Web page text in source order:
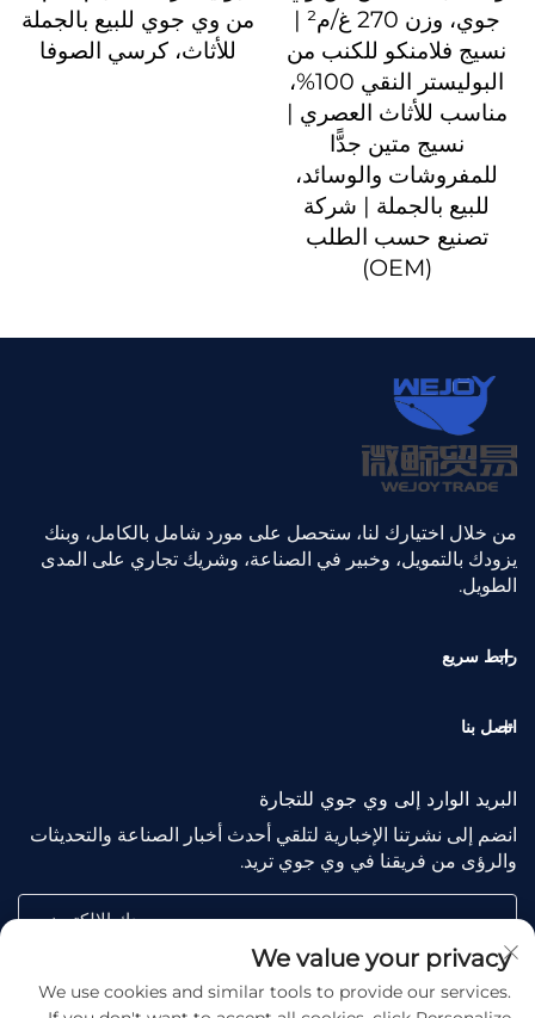
جوي، وزن 270 غ/م² |
نسيج فلامنكو للكنب من
البوليستر النقي 100%،
مناسب للأثاث العصري |
نسيج متين جدًّا
للمفروشات والوسائد،
للبيع بالجملة | شركة
تصنيع حسب الطلب
(OEM)
من وي جوي للبيع بالجملة
للأثاث، كرسي الصوفا
من خلال اختيارك لنا، ستحصل على مورد شامل بالكامل، وبنك
يزودك بالتمويل، وخبير في الصناعة، وشريك تجاري على المدى
الطويل.
رابط سريع
اتصل بنا
البريد الوارد إلى وي جوي للتجارة
انضم إلى نشرتنا الإخبارية لتلقي أحدث أخبار الصناعة والتحديثات
والرؤى من فريقنا في وي جوي تريد.
بريدك الإلكتروني
Subscribe
We value your privacy
We use cookies and similar tools to provide our services.